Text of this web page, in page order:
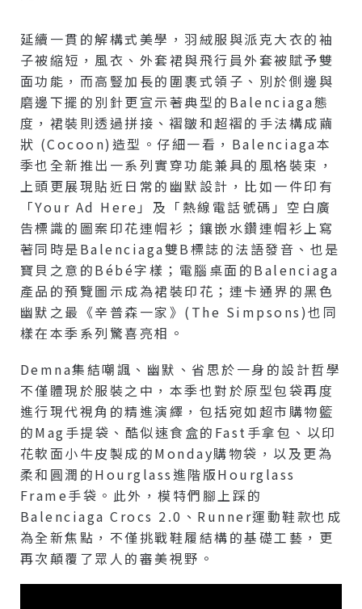
延續一貫的解構式美學，羽絨服與派克大衣的袖
子被縮短，風衣、外套裙與飛行員外套被賦予雙
面功能，而高豎加長的圍裹式領子、別於側邊與
磨邊下擺的別針更宣示著典型的Balenciaga態
度，裙裝則透過拼接、褶皺和超褶的手法構成繭
狀 (cocoon)造型。仔細一看，Balenciaga本
季也全新推出一系列實穿功能兼具的風格裝束，
上頭更展現貼近日常的幽默設計，比如一件印有
「Your Ad Here」及「熱線電話號碼」空白廣
告標識的圖案印花連帽衫；鑲嵌水鑽連帽衫上寫
著同時是Balenciaga雙B標誌的法語發音、也是
寶貝之意的Bébé字樣；電腦桌面的Balenciaga
產品的預覽圖示成為裙裝印花；連卡通界的黑色
幽默之最《辛普森一家》(The Simpsons)也同
樣在本季系列驚喜亮相。
Demna集結嘲諷、幽默、省思於一身的設計哲學
不僅體現於服裝之中，本季也對於原型包袋再度
進行現代視角的精進演繹，包括宛如超市購物籃
的Mag手提袋、酷似速食盒的Fast手拿包、以印
花軟面小牛皮製成的Monday購物袋，以及更為
柔和圓潤的Hourglass進階版Hourglass
Frame手袋。此外，模特們腳上踩的
Balenciaga Crocs 2.0、Runner運動鞋款也成
為全新焦點，不僅挑戰鞋履結構的基礎工藝，更
再次顛覆了眾人的審美視野。